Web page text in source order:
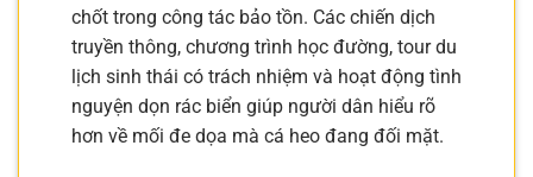
chốt trong công tác bảo tồn. Các chiến dịch
truyền thông, chương trình học đường, tour du
lịch sinh thái có trách nhiệm và hoạt động tình
nguyện dọn rác biển giúp người dân hiểu rõ
hơn về mối đe dọa mà cá heo đang đối mặt.